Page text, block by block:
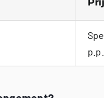
p.p.